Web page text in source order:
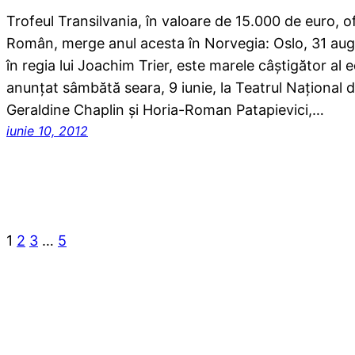
Trofeul Transilvania, în valoare de 15.000 de euro,
Român, merge anul acesta în Norvegia: Oslo, 31
în regia lui Joachim Trier, este marele câștigător al
anunțat sâmbătă seara, 9 iunie, la Teatrul Național
Geraldine Chaplin și Horia-Roman Patapievici,…
iunie 10, 2012
1 2 3 … 5